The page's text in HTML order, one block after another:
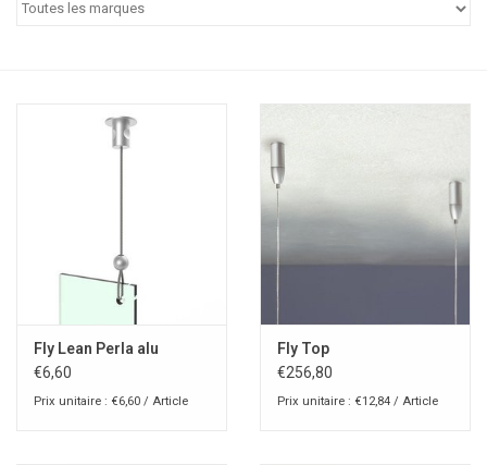
Fly Lean Perla alu
€6,60
Prix unitaire : €6,60 / Article
Fly Top
€256,80
Prix unitaire : €12,84 / Article